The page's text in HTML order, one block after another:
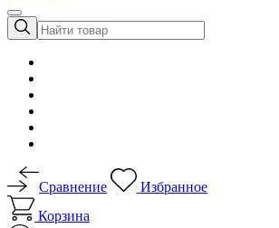
Сравнение
Избранное
Корзина